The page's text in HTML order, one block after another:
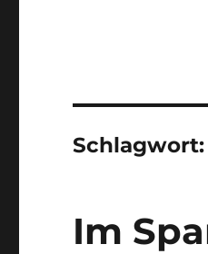
Schlagwort:
Im